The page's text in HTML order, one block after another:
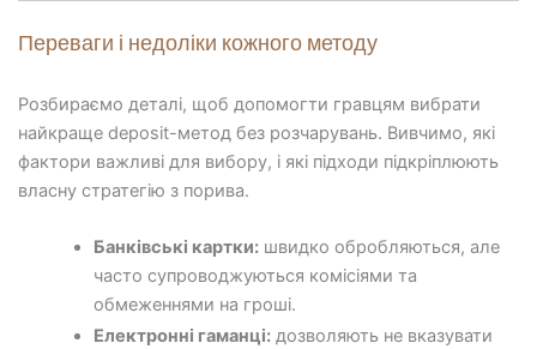
Переваги і недоліки кожного методу
Розбираємо деталі, щоб допомогти гравцям вибрати
найкраще deposit-метод без розчарувань. Вивчимо, які
фактори важливі для вибору, і які підходи підкріплюють
власну стратегію з порива.
Банківські картки: швидко обробляються, але
часто супроводжуються комісіями та
обмеженнями на гроші.
Електронні гаманці: дозволяють не вказувати